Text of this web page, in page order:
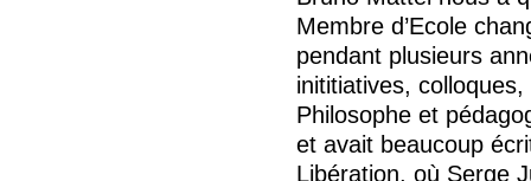
Membre d’Ecole
pendant plusieurs
inititiatives,
Philosophe et
et avait beaucoup
Libération, où Serge